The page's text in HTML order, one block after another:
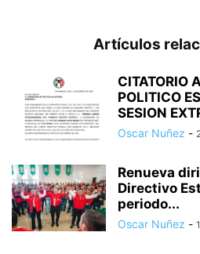
Artículos
CITATORIO
POLITICO
SESION
Oscar Nuñez -
Renueva
Directivo
periodo...
Oscar Nuñez -